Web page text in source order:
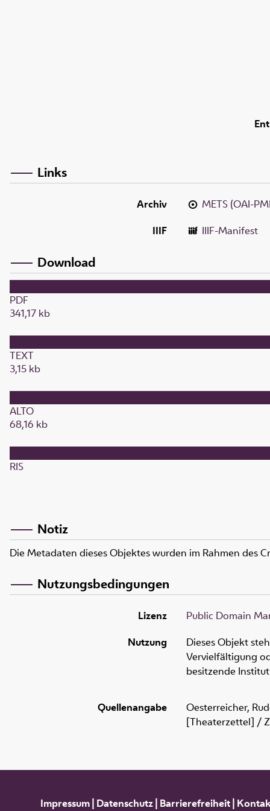
Links
Archiv
METS (OAI-
IIIF
IIIF-Manifest
Download
PDF
341,17 kb
TEXT
3,15 kb
ALTO
68,16 kb
RIS
Notiz
Die Metadaten dieses Objektes wurden im Rahmen des
Nutzungsbedingungen
Lizenz
Public Domain
Nutzung
Dieses Objekt
Vervielfältigung
besitzende
Quellenangabe
Oesterreicher,
[Theaterzettel] /
Impressum| Datenschutz| Barrierefreiheit|